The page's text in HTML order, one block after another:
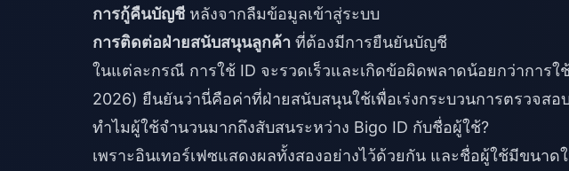
การกู้คืนบัญชีหลังจากลืมข้อมูลเข้าสู่ระบบ
การติดต่อฝ่ายสนับสนุนลูกค้า ที่ต้องมีการยืนยันบัญชี
ในแต่ละกรณี การใช้ ID จะรวดเร็วและเกิดข้อผิดพลาดน้อยกว่าการ
2026) ยืนยันว่านี่คือค่าที่ฝ่ายสนับสนุนใช้เพื่อเร่งกระบวนการตรวจสอ
ทำไมผู้ใช้จำนวนมากถึงสับสนระหว่าง Bigo ID กับชื่อผู้ใช้?
เพราะอินเทอร์เฟซแสดงผลทั้งสองอย่างไว้ด้วยกัน และชื่อผู้ใช้มีขนา